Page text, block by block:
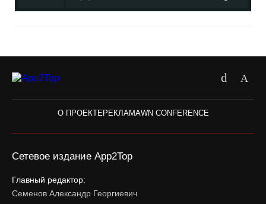
О ПРОЕКТЕРЕКЛАМАWN CONFERENCE
Сетевое издание App2Top
Главный редактор:
Семенов Александр Георгиевич